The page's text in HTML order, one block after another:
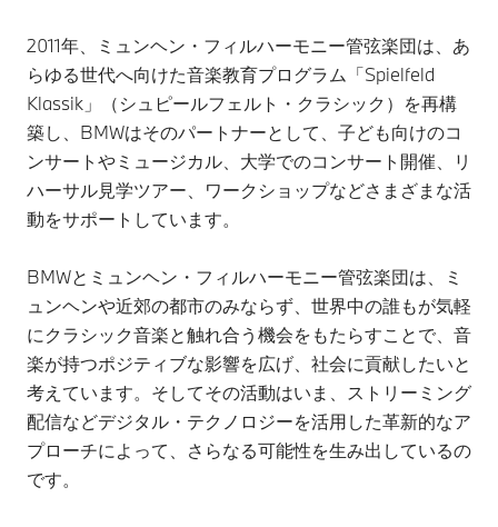
2011年、ミュンヘン・フィルハーモニー管弦楽団は、あ
らゆる世代へ向けた音楽教育プログラム「Spielfeld
Klassik」（シュピールフェルト・クラシック）を再構
築し、BMWはそのパートナーとして、子ども向けのコ
ンサートやミュージカル、大学でのコンサート開催、リ
ハーサル見学ツアー、ワークショップなどさまざまな活
動をサポートしています。
BMWとミュンヘン・フィルハーモニー管弦楽団は、ミ
ュンヘンや近郊の都市のみならず、世界中の誰もが気軽
にクラシック音楽と触れ合う機会をもたらすことで、音
楽が持つポジティブな影響を広げ、社会に貢献したいと
考えています。そしてその活動はいま、ストリーミング
配信などデジタル・テクノロジーを活用した革新的なア
プローチによって、さらなる可能性を生み出しているの
です。